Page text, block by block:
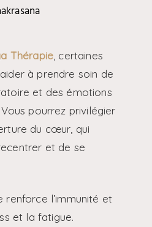
Thérapie , certaines
à prendre soin de
et des émotions
pourrez privilégier
du cœur, qui
et de se
renforce l’immunité et
et la fatigue.